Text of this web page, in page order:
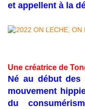
et appellent à la
Une créatrice de
Né au début des
mouvement
du